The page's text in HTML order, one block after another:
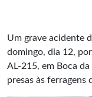
Um grave acidente
domingo, dia 12,
AL-215, em Boca
presas às ferragens